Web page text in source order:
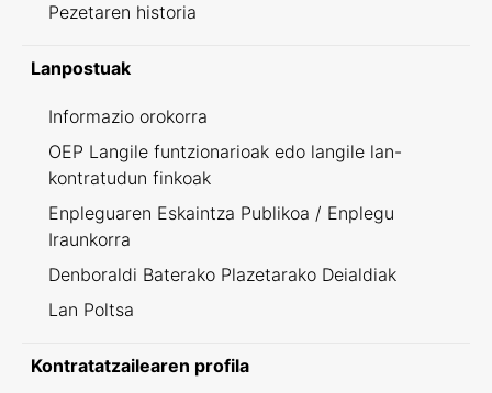
Pezetaren historia
Lanpostuak
Informazio orokorra
OEP Langile funtzionarioak edo langile lan-
kontratudun finkoak
Enpleguaren Eskaintza Publikoa / Enplegu
Iraunkorra
Denboraldi Baterako Plazetarako Deialdiak
Lan Poltsa
Kontratatzailearen profila